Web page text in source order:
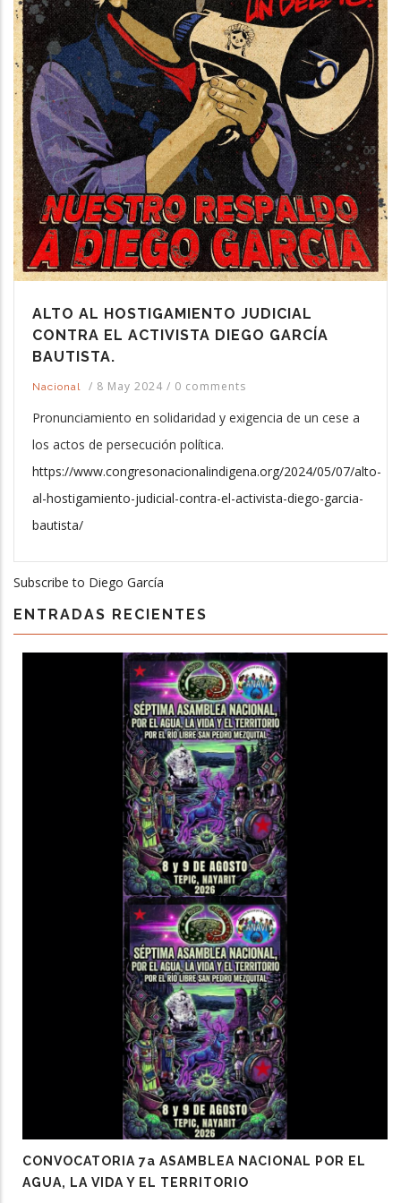
ALTO AL HOSTIGAMIENTO JUDICIAL
CONTRA EL ACTIVISTA DIEGO GARCÍA
BAUTISTA.
Nacional / 8 May 2024 / 0 comments
Pronunciamiento en solidaridad y exigencia de un cese a
los actos de persecución política.
https://www.congresonacionalindigena.org/2024/05/07/alto-
al-hostigamiento-judicial-contra-el-activista-diego-garcia-
bautista/
Subscribe to Diego García
ENTRADAS RECIENTES
CONVOCATORIA 7a ASAMBLEA NACIONAL POR EL
AGUA, LA VIDA Y EL TERRITORIO